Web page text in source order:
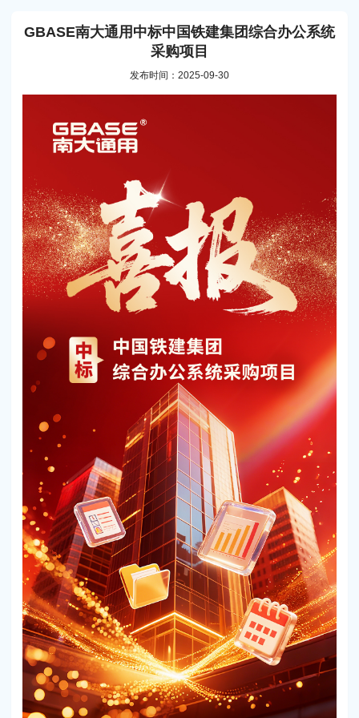
GBASE南大通用中标中国铁建集团综合办公系统
采购项目
发布时间：2025-09-30